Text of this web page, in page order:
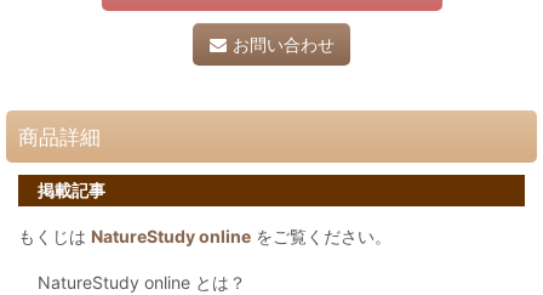
お問い合わせ
商品詳細
掲載記事
もくじは NatureStudy online をご覧ください。
NatureStudy online とは？